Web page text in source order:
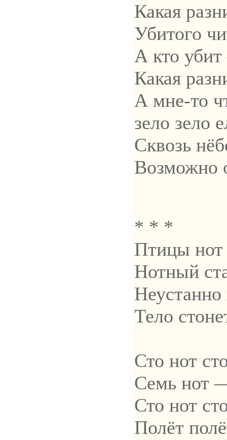
Какая
Убитого
А кто
Какая
А мне-то
зело зело
Сквозь
Возможно
* * *
Птицы нот
Нотный
Тело
Сто нот
Семь нот
Сто нот
Полёт